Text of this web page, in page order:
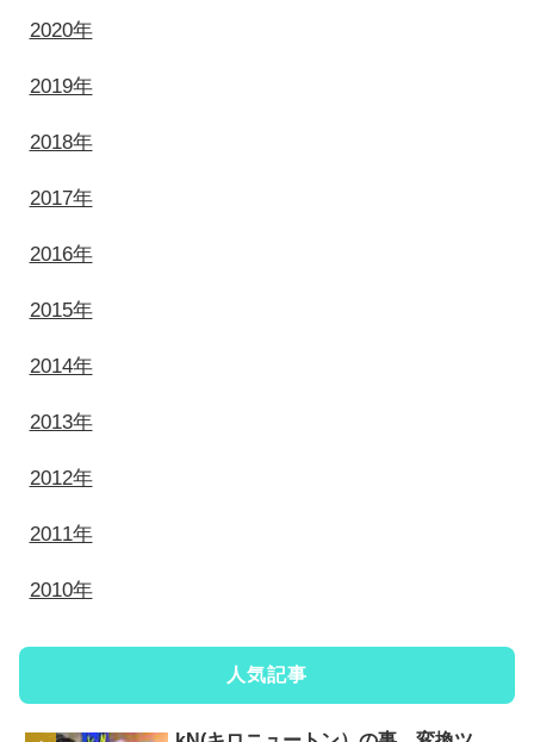
2020年
2019年
2018年
2017年
2016年
2015年
2014年
2013年
2012年
2011年
2010年
人気記事